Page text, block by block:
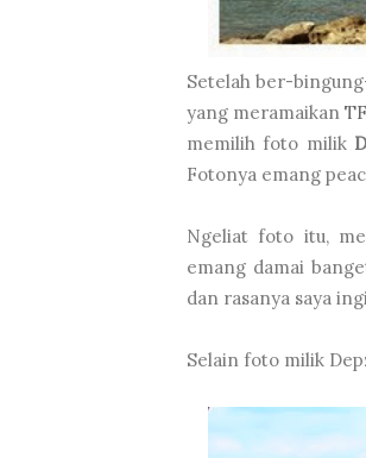
Setelah ber-
yang meramaikan
memilih foto milik
Fotonya emang
Ngeliat foto itu,
emang damai
dan rasanya saya
Selain foto milik